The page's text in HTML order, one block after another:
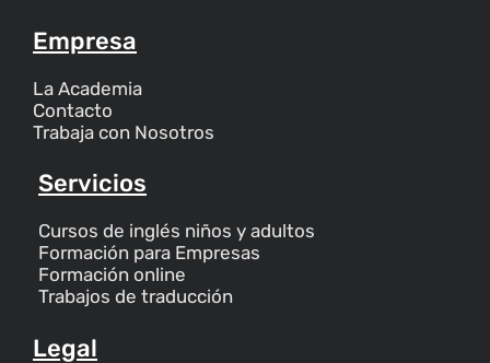
Empresa
La Academia
Contacto
Trabaja con Nosotros
Servicios
Cursos de inglés niños y adultos
Formación para Empresas
Formación online
Trabajos de traducción
Legal